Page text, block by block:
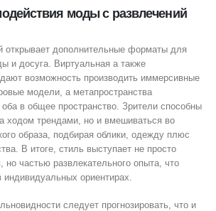
моды с развлечений
открывает дополнительные форматы для
и досуга. Виртуальная а также
возможность производить иммерсивные
модели, а метапространства
в общее пространство. Зрители способны
ходом трендами, но и вмешиваться во
образа, подбирая облики, одежду плюс
В итоге, стиль выступает не просто
частью развлекательного опыта, что
индивидуальных ориентирах.
следует прогнозировать, что и